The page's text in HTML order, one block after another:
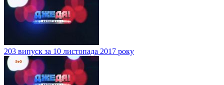
203 випуск за 10 листопада 2017 року